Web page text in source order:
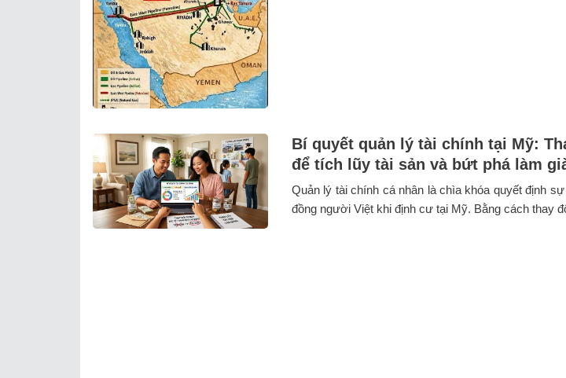
Bí quyết quản lý tài chính tại Mỹ:
để tích lũy tài sản và bứt phá làm
Quản lý tài chính cá nhân là chìa khóa quyết định
đồng người Việt khi định cư tại Mỹ. Bằng cách thay